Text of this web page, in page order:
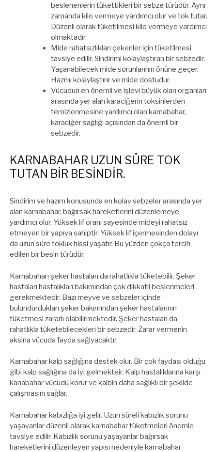
beslenenlerin tükettikleri bir sebze türüdür. Aynı
zamanda kilo vermeye yardımcı olur ve tok tutar.
Düzenli olarak tüketilmesi kilo vermeye yardımcı
olmaktadır.
Mide rahatsızlıkları çekenler için tüketilmesi
tavsiye edilir. Sindirimi kolaylaştıran bir sebzedir.
Yaşanabilecek mide sorunlarının önüne geçer.
Hazmı kolaylaştırır ve mide dostudur.
Vücudun en önemli ve işlevi büyük olan organları
arasında yer alan karaciğerin toksinlerden
temizlenmesine yardımcı olan karnabahar,
karaciğer sağlığı açısından da önemli bir
sebzedir.
KARNABAHAR UZUN SÜRE TOK
TUTAN BİR BESİNDİR.
Sindirim ve hazım konusunda en kolay sebzeler arasında yer
alan karnabahar, bağırsak hareketlerini düzenlemeye
yardımcı olur. Yüksek lif oranı sayesinde mideyi rahatsız
etmeyen bir yapıya sahiptir. Yüksek lif içermesinden dolayı
da uzun süre tokluk hissi yaşatır. Bu yüzden çokça tercih
edilen bir besin türüdür.
Karnabaharı şeker hastaları da rahatlıkla tüketebilir. Şeker
hastaları hastalıkları bakımından çok dikkatli beslenmeleri
gerekmektedir. Bazı meyve ve sebzeler içinde
bulundurdukları şeker bakımından şeker hastalarının
tüketmesi zararlı olabilirmektedir. Şeker hastaları da
rahatlıkla tüketebilecekleri bir sebzedir. Zarar vermenin
aksina vücuda fayda sağlyacaktır.
Karnabahar kalp sağlığına destek olur. Bir çok faydası olduğu
gibi kalp sağlığına da iyi gelmekteir. Kalp hastalıklarına karşı
kanabahar vücudu korur ve kalbin daha sağlıklı bir şekilde
çalışmasını sağlar.
Karnabahar kabızlığa iyi gelir. Uzun süreli kabızlık sorunu
yaşayanlar düzenli olarak karnabahar tüketmeleri önemle
tavsiye edilir. Kabızlık sorunu yaşayanlar bağırsak
hareketlerini düzenleyen yapısı nedeniyle karnabahar